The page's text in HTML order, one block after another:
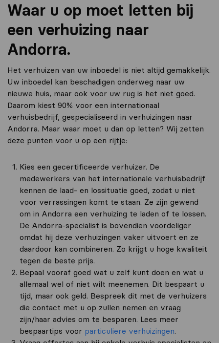
Waar u op moet letten bij
een verhuizing naar
Andorra.
Het verhuizen van uw inboedel is niet altijd gemakkelijk.
Uw inboedel kan beschadigen onderweg naar uw
nieuwe huis, maar ook voor uw rug is het niet goed.
Daarom kiest 90% voor een internationaal
verhuisbedrijf, gespecialiseerd in verhuizingen naar
Andorra. Maar waar moet u dan op letten? Wij zetten
deze punten voor u op een rijtje:
Kies een gecertificeerde verhuizer. De
medewerkers van het internationale verhuisbedrijf
kennen de laad- en lossituatie goed, zodat u niet
voor verrassingen komt te staan. Ze zijn gewend
om in Andorra een verhuizing te laden of te lossen.
De Andorra-specialist is bovendien voordeliger
omdat hij deze verhuizingen vaker uitvoert en ze
daardoor kan combineren. Zo krijgt u hoge kwaliteit
tegen de beste prijs.
Bepaal vooraf goed wat u zelf kunt doen en wat u
allemaal wel of niet wilt meenemen. Dit bespaart u
tijd, maar ook geld. Bespreek dit met de verhuizers
die contact met u op zullen nemen en vraag
zijn/haar advies om te besparen. Lees meer
bespaartips voor particuliere verhuizingen.